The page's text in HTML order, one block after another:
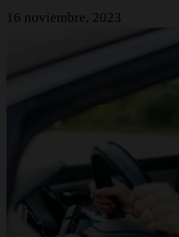
16 noviembre, 2023